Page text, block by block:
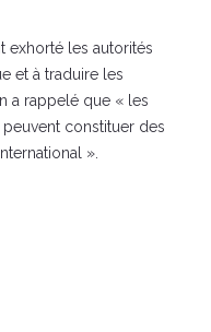
exhorté les autorités
et à traduire les
a rappelé que « les
constituer des
».